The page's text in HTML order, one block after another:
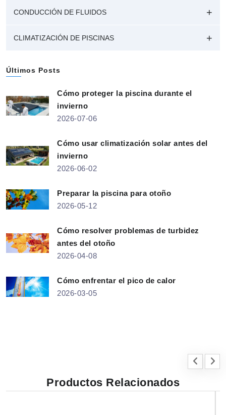
CONDUCCIÓN DE FLUIDOS
CLIMATIZACIÓN DE PISCINAS
Últimos Posts
Cómo proteger la piscina durante el
invierno
2026-07-06
Cómo usar climatización solar antes del
invierno
2026-06-02
Preparar la piscina para otoño
2026-05-12
Cómo resolver problemas de turbidez
antes del otoño
2026-04-08
Cómo enfrentar el pico de calor
2026-03-05
Productos Relacionados